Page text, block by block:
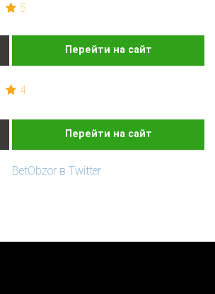
5
Перейти на сайт
4
Перейти на сайт
BetObzor в Twitter